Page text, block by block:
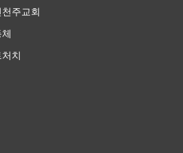
주교회
치